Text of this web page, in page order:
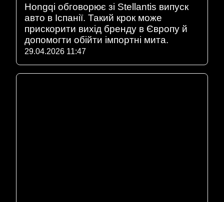
Hongqi обговорює зі Stellantis випуск
авто в Іспанії. Такий крок може
прискорити вихід бренду в Європу й
допомогти обійти імпортні мита.
29.04.2026 11:47